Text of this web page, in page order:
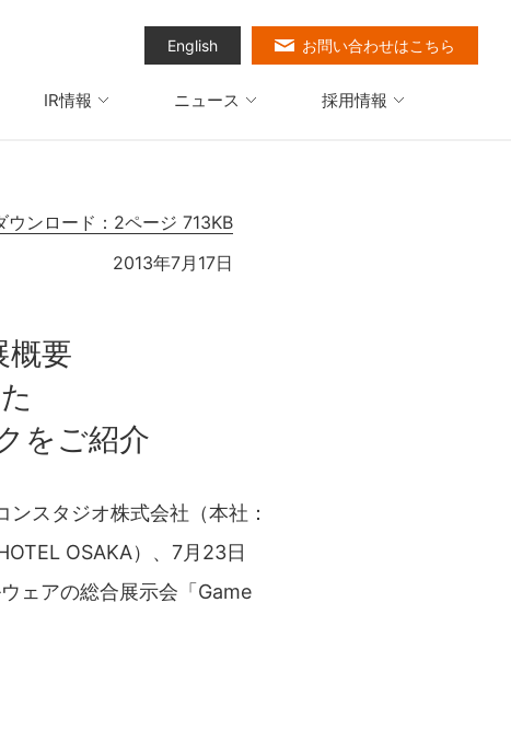
IR情報 ニュース 採用情報
English お問い合わせはこちら
ウンロード：2ページ 713KB
2013年7月17日
概要
をご紹介
スタジオ株式会社（本社：
OSAKA）、7月23日
ェアの総合展示会「Game